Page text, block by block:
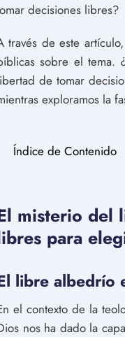
decisiones libres?
través de este
sobre el tema.
de tomar
exploramos la
Índice de Contenido
misterio del
para
libre albedrío
el contexto de la
nos ha dado la